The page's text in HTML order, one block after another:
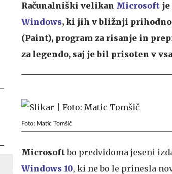
Računalniški velikan Microsoft je
Windows, ki jih v bližnji
(Paint), program za risanje in
za legendo, saj je bil prisoten v
Foto: Matic Tomšič
Microsoftbo predvidoma jeseni
Windows 10, ki ne bo le prinesla